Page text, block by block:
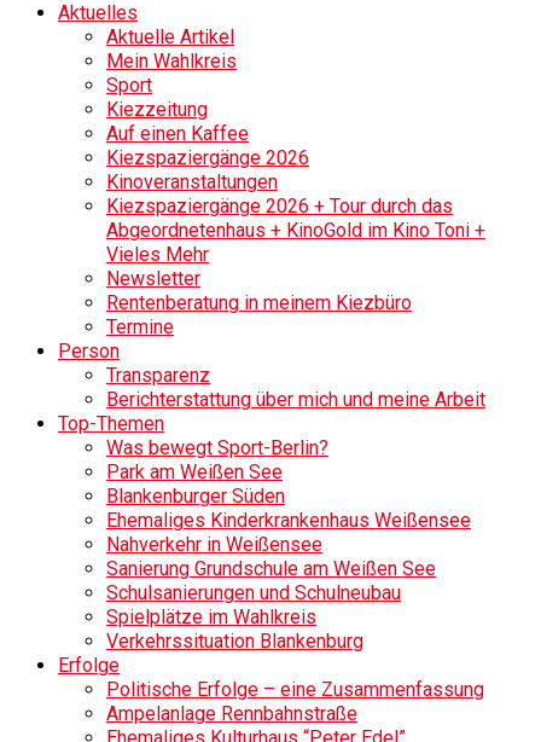
Aktuelles
Aktuelle Artikel
Mein Wahlkreis
Sport
Kiezzeitung
Auf einen Kaffee
Kiezspaziergänge 2026
Kinoveranstaltungen
Kiezspaziergänge 2026 + Tour durch das
Abgeordnetenhaus + KinoGold im Kino Toni +
Vieles Mehr
Newsletter
Rentenberatung in meinem Kiezbüro
Termine
Person
Transparenz
Berichterstattung über mich und meine Arbeit
Top-Themen
Was bewegt Sport-Berlin?
Park am Weißen See
Blankenburger Süden
Ehemaliges Kinderkrankenhaus Weißensee
Nahverkehr in Weißensee
Sanierung Grundschule am Weißen See
Schulsanierungen und Schulneubau
Spielplätze im Wahlkreis
Verkehrssituation Blankenburg
Erfolge
Politische Erfolge – eine Zusammenfassung
Ampelanlage Rennbahnstraße